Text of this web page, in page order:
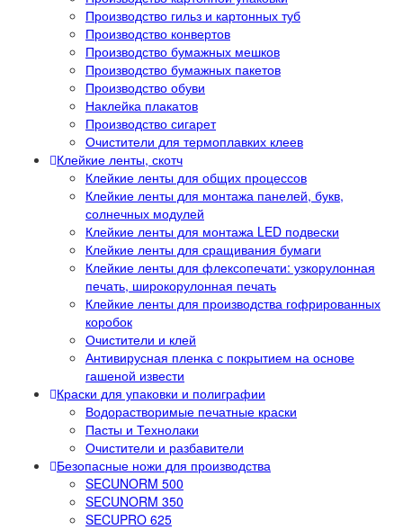
Производство гильз и картонных туб
Производство конвертов
Производство бумажных мешков
Производство бумажных пакетов
Производство обуви
Наклейка плакатов
Производство сигарет
Очистители для термоплавких клеев
Клейкие ленты, скотч
Клейкие ленты для общих процессов
Клейкие ленты для монтажа панелей, букв,
солнечных модулей
Клейкие ленты для монтажа LED подвески
Клейкие ленты для сращивания бумаги
Клейкие ленты для флексопечати: узкорулонная
печать, широкорулонная печать
Клейкие ленты для производства гофрированных
коробок
Очистители и клей
Антивирусная пленка с покрытием на основе
гашеной извести
Краски для упаковки и полиграфии
Водорастворимые печатные краски
Пасты и Технолаки
Очистители и разбавители
Безопасные ножи для производства
SECUNORM 500
SECUNORM 350
SECUPRO 625